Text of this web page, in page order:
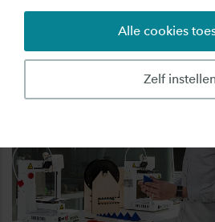
Zelf instellen
Alle cookies